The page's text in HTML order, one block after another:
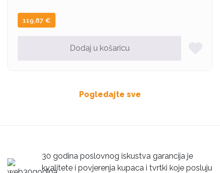
119,87 €
Dodaj u košaricu
Pogledajte sve
30 godina poslovnog iskustva garancija je
kvalitete i povjerenja kupaca i tvrtki koje posluju